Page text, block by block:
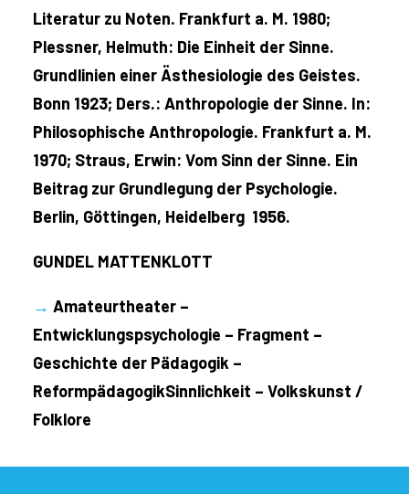
Literatur zu Noten. Frankfurt a. M. 1980;
Plessner, Helmuth: Die Einheit der Sinne.
Grundlinien einer Ästhesiologie des Geistes.
Bonn 1923; Ders.: Anthropologie der Sinne. In:
Philosophische Anthropologie. Frankfurt a. M.
1970; Straus, Erwin: Vom Sinn der Sinne. Ein
Beitrag zur Grundlegung der Psychologie.
Berlin, Göttingen, Heidelberg 1956.
GUNDEL MATTENKLOTT
→ Amateurtheater –
Entwicklungspsychologie – Fragment –
Geschichte der Pädagogik –
ReformpädagogikSinnlichkeit – Volkskunst /
Folklore